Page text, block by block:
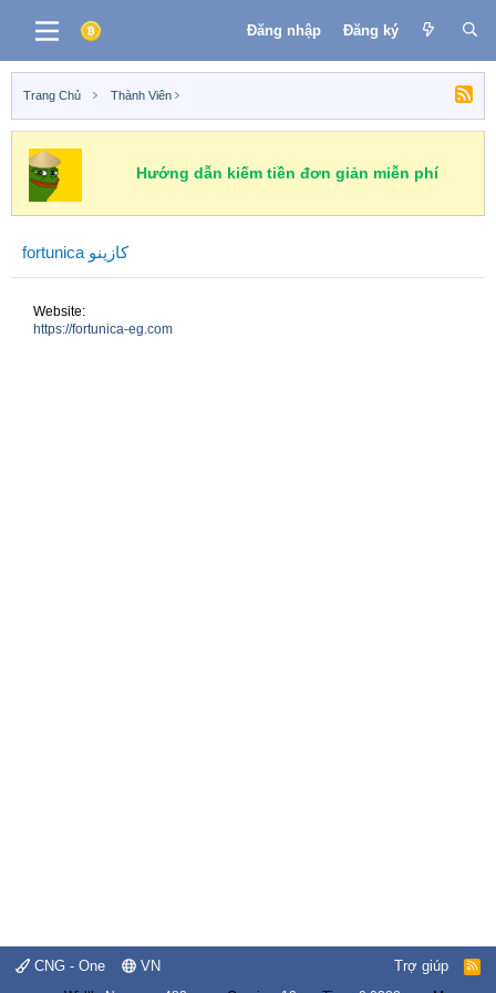
Đăng nhập Đăng ký
Trang Chủ Thành Viên
Hướng dẫn kiếm tiền đơn giản miễn phí
fortunica كازينو
Website
https://fortunica-eg.com
CNG - One VN Trợ giúp
R